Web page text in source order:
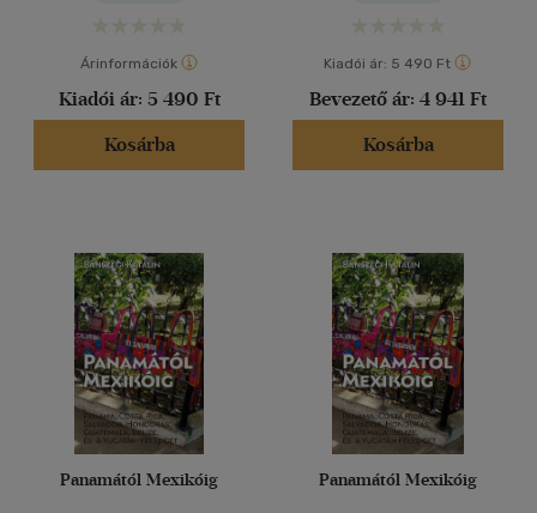
Árinformációk
Kiadói ár: 5 490 Ft
Kosárba
Kiadói ár: 5 490 Ft
Bevezető ár: 4 941 Ft
Kosárba
Panamától Mexikóig Panamától Mexikóig